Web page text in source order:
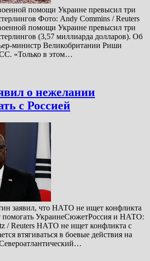
помощи Украине превысил три
Фото: Andy Commins / Reuters
помощи Украине превысил три
(3,57 миллиарда долларов). Об
министр Великобритании Риши
«Только в этом…
о нежелании
с Россией
заявил, что НАТО не ищет конфликта
УкраинеСюжетРоссия и НАТО:
/ Reuters НАТО не ищет конфликта с
втягиваться в боевые действия на